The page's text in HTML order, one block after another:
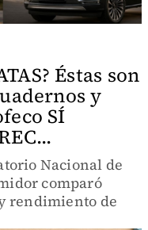
Éstas son
y
SÍ
Nacional de
comparó
rendimiento de